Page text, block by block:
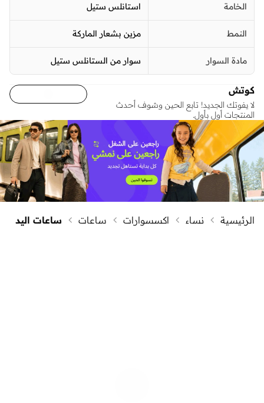
الخامة استانلس ستيل
النمط مزين بشعار الماركة
مادة السوار سوار من الستانلس ستيل
كوتش
لا يفوتك الجديد! تابع الحين وشوف أحدث
المنتجات أول بأول.
الرئيسية نساء اكسسوارات ساعات ساعات اليد